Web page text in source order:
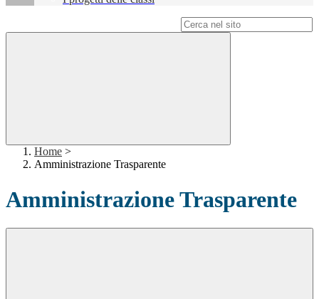
Home >
Amministrazione Trasparente
Amministrazione Trasparente